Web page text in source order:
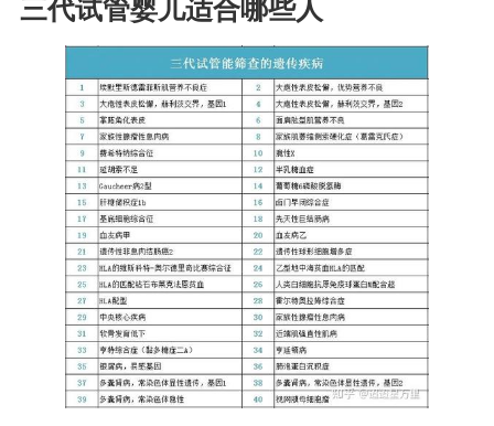
三代试管婴儿适合哪些人